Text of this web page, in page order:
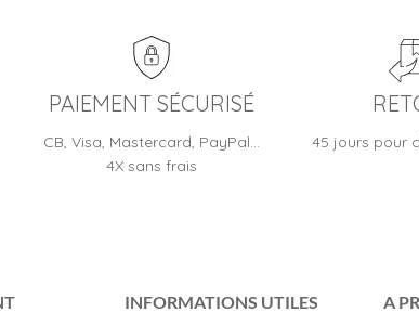
PAIEMENT SÉCURISÉ
CB, Visa, Mastercard, PayPal…
4X sans frais
45 jours pour
INFORMATIONS UTILES A